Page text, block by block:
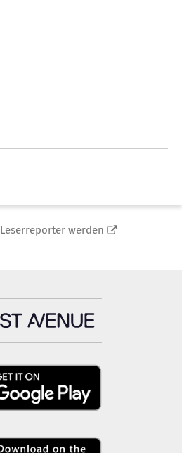
Leserreporter werden